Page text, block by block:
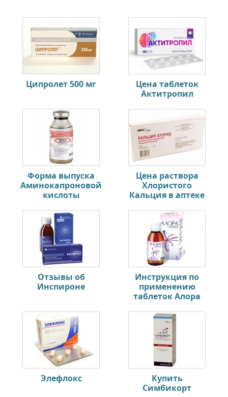
Ципролет 500 мг
Цена таблеток
Актитропил
Форма выпуска
Аминокапроновой
кислоты
Цена раствора
Хлористого
Кальция в аптеке
Отзывы об
Инспироне
Инструкция по
применению
таблеток Алора
Элефлокс
Купить
Симбикорт